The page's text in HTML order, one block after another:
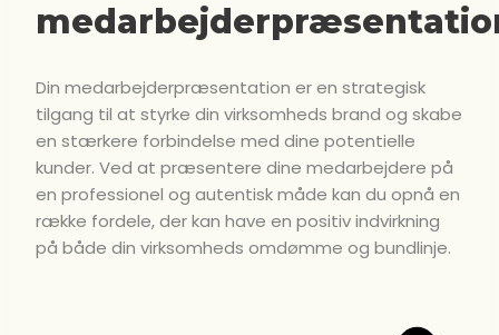
Din medarbejderpræsentation er en strategisk
tilgang til at styrke din virksomheds brand og skabe
en stærkere forbindelse med dine potentielle
kunder. Ved at præsentere dine medarbejdere på
en professionel og autentisk måde kan du opnå en
række fordele, der kan have en positiv indvirkning
på både din virksomheds omdømme og bundlinje.